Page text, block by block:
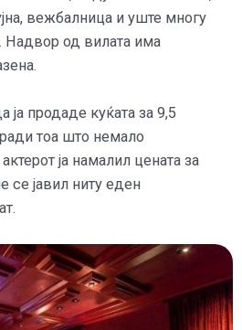
вежбалница и уште многу
Надвор од вилата има
ја продаде куќата за 9,5
тоа што немало
ја намалил цената за
се јавил ниту еден